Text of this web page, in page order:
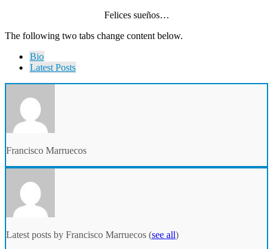
Felices sueños…
The following two tabs change content below.
Bio
Latest Posts
Francisco Marruecos
Latest posts by Francisco Marruecos (see all)